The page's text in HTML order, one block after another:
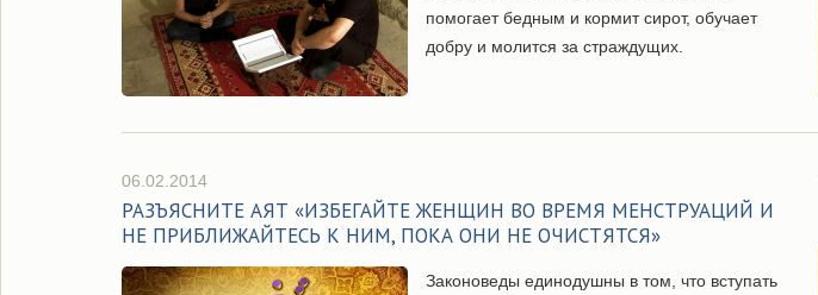
помогает бедным и кормит сирот, обучает
добру и молится за страждущих.
06.02.2014
РАЗЪЯСНИТЕ АЯТ «ИЗБЕГАЙТЕ ЖЕНЩИН ВО ВРЕМЯ МЕНСТРУАЦИЙ И
НЕ ПРИБЛИЖАЙТЕСЬ К НИМ, ПОКА ОНИ НЕ ОЧИСТЯТСЯ»
Законоведы единодушны в том, что вступать